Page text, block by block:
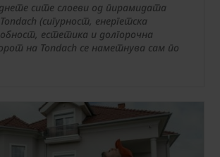
сите слоеви од пирамидата
(сигурност, енергетска
естетика и долгорочна
на Tondach се наметнува сам по